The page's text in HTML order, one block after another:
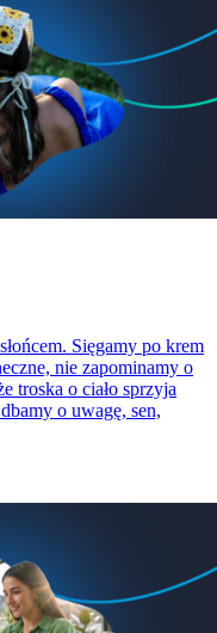
Sięgamy po krem
nie zapominamy o
troska o ciało sprzyja
o uwagę, sen,